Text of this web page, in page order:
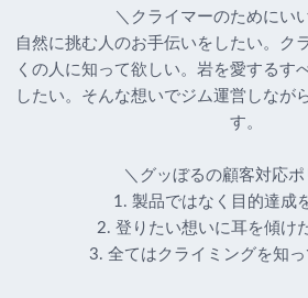
＼クライマーのためにい
自然に挑む人のお手伝いをしたい。ク
くの人に知って欲しい。岩を愛するす
したい。そんな想いでジム運営しなが
す。
＼グッぼるの顧客対応ポ
1. 製品ではなく目的達成
2. 登りたい想いに耳を傾け
3. 全てはクライミングを知